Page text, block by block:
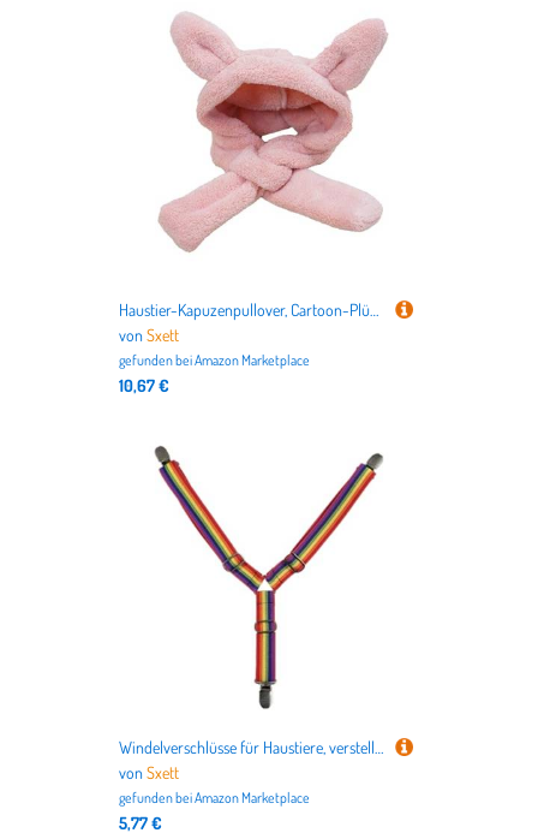
Haustier-Kapuzenpullover, Cartoon-Plüsch-Kopfbedeckung, Hut für kaltes Wetter, weiche Fleece-Hunde-Kopfbedeckung mit Ohrenschutz für verschiedene Hunde, bequeme Haustier-Kopfbedeckung
vonSxett
gefunden beiAmazon Marketplace
10,67 €
Windelverschlüsse für Haustiere, verstellbare Länge, für kleine bis große Haustiere, Welpen, Sanitärhöschen, Strapsgurte
vonSxett
gefunden beiAmazon Marketplace
5,77 €